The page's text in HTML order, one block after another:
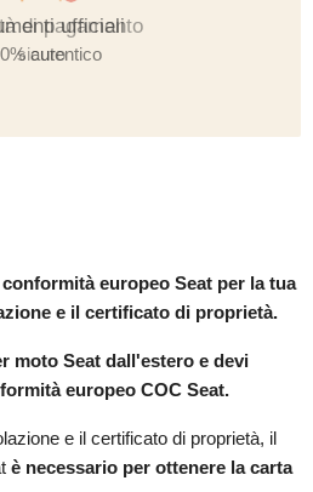
di pagamento
sicuro
europeo Seat per la tua
e il certificato di proprietà.
moto Seat dall'estero e devi
europeo COC Seat.
e il certificato di proprietà, il
è necessario per ottenere la carta